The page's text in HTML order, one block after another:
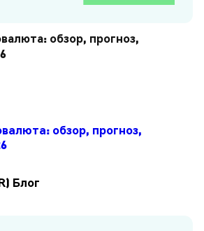
обзор, прогноз,
обзор, прогноз,
Блог